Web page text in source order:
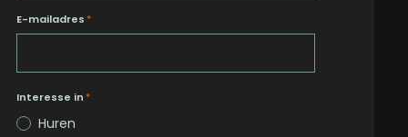
E-mailadres *
Interesse in *
Huren